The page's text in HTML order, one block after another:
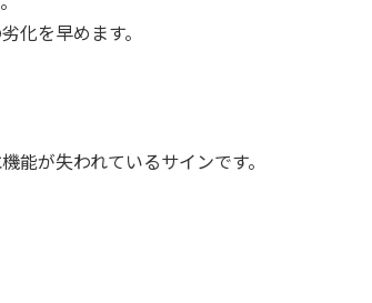
化を早めます。
能が失われているサインです。